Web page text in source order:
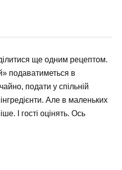
ще одним рецептом.
подаватиметься в
подати у спільній
Але в маленьких
І гості оцінять. Ось